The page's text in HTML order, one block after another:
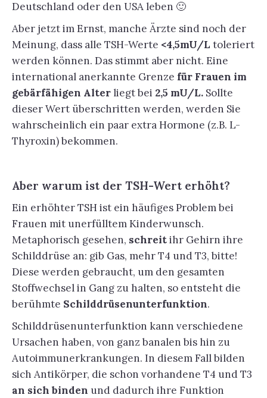
Deutschland oder den USA leben 🙂
Aber jetzt im Ernst, manche Ärzte sind noch der
Meinung, dass alle TSH-Werte <4,5mU/L toleriert
werden können. Das stimmt aber nicht. Eine
international anerkannte Grenze für Frauen im
gebärfähigen Alterliegt bei 2,5 mU/L. Sollte
dieser Wert überschritten werden, werden Sie
wahrscheinlich ein paar extra Hormone (z.B. L-
Thyroxin) bekommen.
Aber warum ist der TSH-Wert erhöht?
Ein erhöhter TSH ist ein häufiges Problem bei
Frauen mit unerfülltem Kinderwunsch.
Metaphorisch gesehen, schreitihr Gehirn ihre
Schilddrüse an: gib Gas, mehr T4 und T3, bitte!
Diese werden gebraucht, um den gesamten
Stoffwechsel in Gang zu halten, so entsteht die
berühmte Schilddrüsenunterfunktion.
Schilddrüsenunterfunktion kann verschiedene
Ursachen haben, von ganz banalen bis hin zu
Autoimmunerkrankungen. In diesem Fall bilden
sich Antikörper, die schon vorhandene T4 und T3
an sich binden und dadurch ihre Funktion